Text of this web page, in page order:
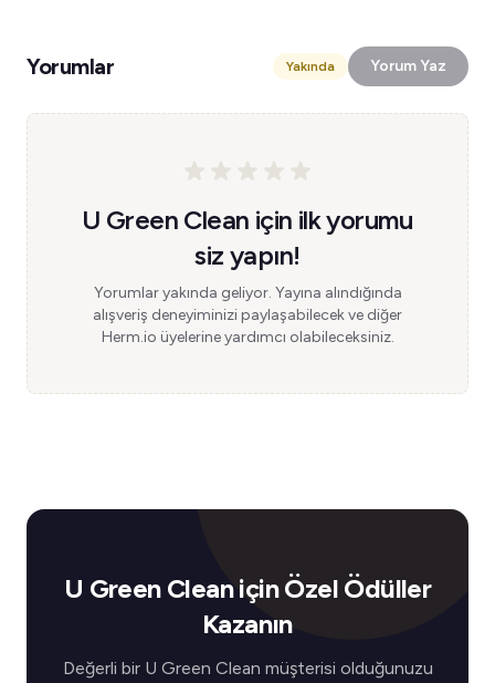
Yorumlar Yakında Yorum Yaz
U Green Clean için ilk yorumu
siz yapın!
Yorumlar yakında geliyor. Yayına alındığında
alışveriş deneyiminizi paylaşabilecek ve diğer
Herm.io üyelerine yardımcı olabileceksiniz.
U Green Clean için Özel Ödüller
Kazanın
Değerli bir U Green Clean müşterisi olduğunuzu